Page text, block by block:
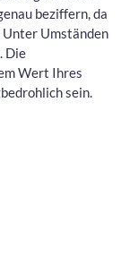
beziffern, da
Umständen
Die
Wert Ihres
sein.